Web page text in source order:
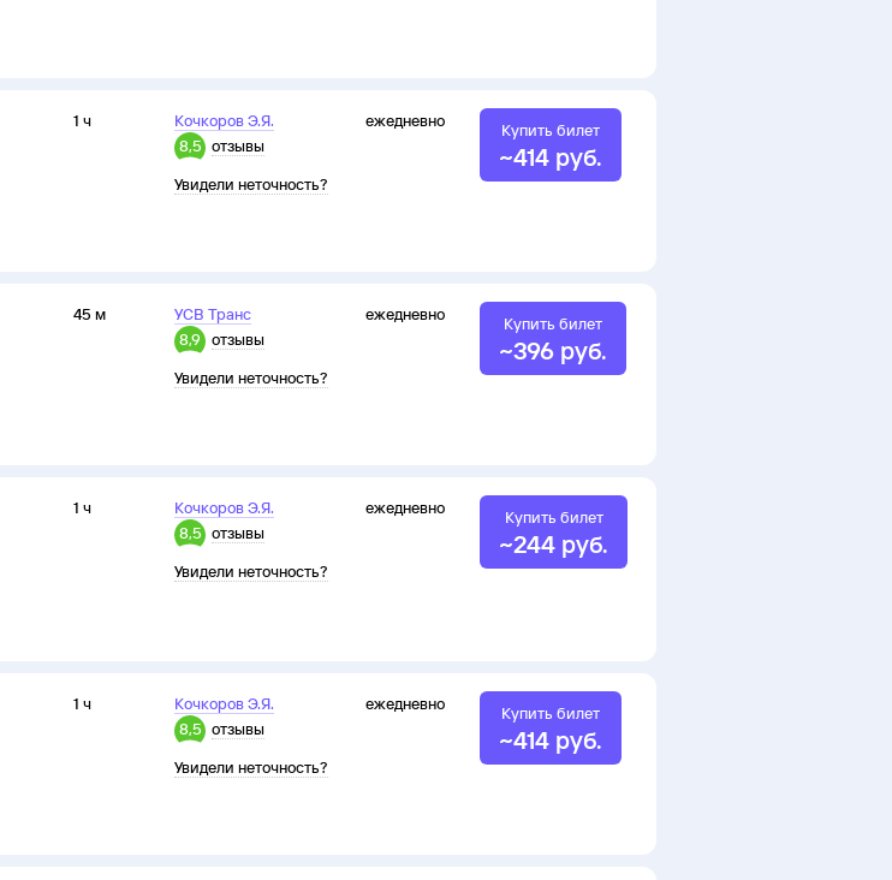
1 ч
Кочкоров Э.Я.
8,5 отзывы
Увидели неточность?
ежедневно Купить билет
~414 руб.
45 м
УСВ Транс
8,9
отзывы
Увидели неточность?
ежедневно Купить билет
~396 руб.
1 ч
Кочкоров Э.Я.
8,5 отзывы
Увидели неточность?
ежедневно Купить билет
~244 руб.
1 ч
Кочкоров Э.Я.
8,5 отзывы
Увидели неточность?
ежедневно Купить билет
~414 руб.